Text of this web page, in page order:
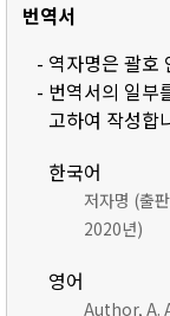
번역서
- 역자명은 괄호
- 번역서의 일부
고하여 작성합
한국어
저자명 (출
2020년)
영어
Author, A.